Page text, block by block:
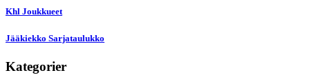
Khl Joukkueet
Jääkiekko Sarjataulukko
Kategorier